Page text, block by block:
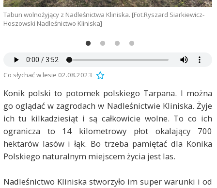
Tabun wolnożyjący z Nadleśnictwa Kliniska. [Fot.Ryszard Siarkiewicz-
Hoszowski Nadleśnictwo Kliniska]
Co słychać w lesie 02.08.2023
Konik polski to potomek polskiego Tarpana. I można
go oglądać w zagrodach w Nadleśnictwie Kliniska. Żyje
ich tu kilkadziesiąt i są całkowicie wolne. To co ich
ogranicza to 14 kilometrowy płot okalający 700
hektarów lasów i łąk. Bo trzeba pamiętać dla Konika
Polskiego naturalnym miejscem życia jest las.
Nadleśnictwo Kliniska stworzyło im super warunki i od